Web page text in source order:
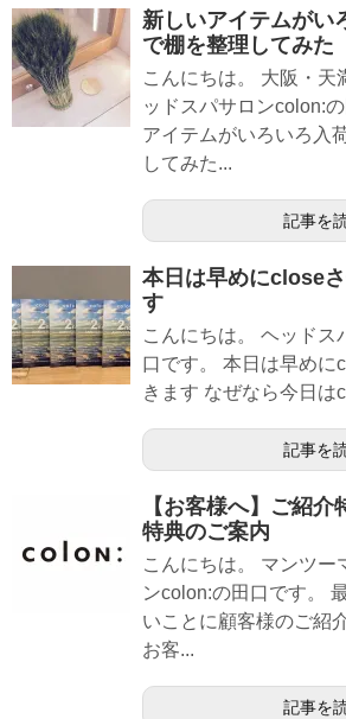
新しいアイテムがい
で棚を整理してみた
こんにちは。 大阪・天
ッドスパサロンcolon:
アイテムがいろいろ入
してみた...
記事を
本日は早めにclose
す
こんにちは。 ヘッドス
口です。 本日は早めに
きます なぜなら今日は
記事を
【お客様へ】ご紹
特典のご案内
こんにちは。 マンツー
ンcolon:の田口です。
いことに顧客様のご紹
お客...
記事を